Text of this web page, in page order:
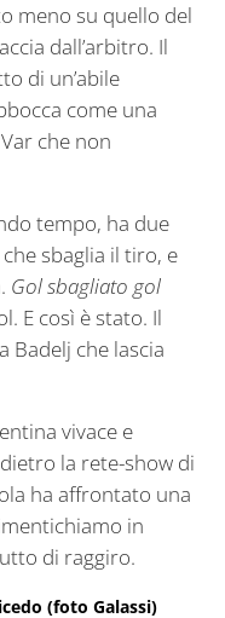
meno su quello del
dall’arbitro. Il
di un’abile
come una
che non
tempo, ha due
sbaglia il tiro, e
Gol sbagliato gol
E così è stato. Il
Badelj che lascia
vivace e
la rete-show di
ha affrontato una
in
di raggiro.
(foto Galassi)